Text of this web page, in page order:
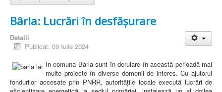
Bârla: Lucrări în desfășurare
Detalii
Publicat: 09 Iulie 2024
În comuna Bârla sunt în derulare în această perioadă mai
multe proiecte în diverse domenii de interes. Cu ajutorul
fondurilor accesate prin PNRR, autoritățile locale execută lucrări de